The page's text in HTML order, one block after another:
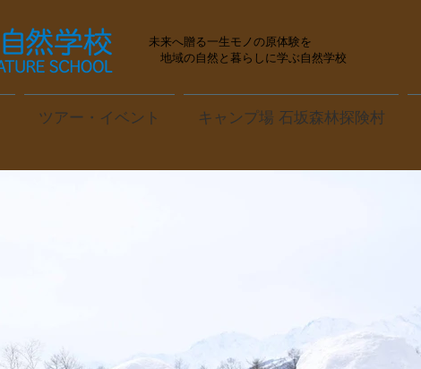
未来へ贈る一生モノの原体験を
地域の自然と暮らしに学ぶ自然学校
ツアー・イベント キャンプ場 石坂森林探険村